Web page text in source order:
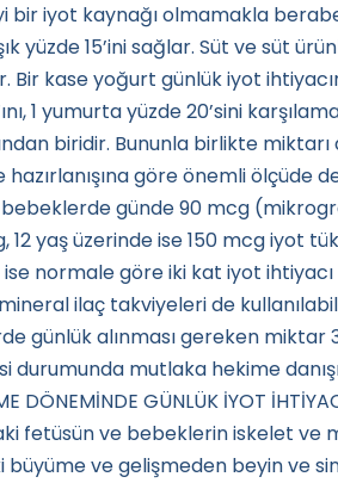
bir iyot kaynağı olmamakla
yüzde 15’ini sağlar. Süt ve süt
Bir kase yoğurt günlük iyot
1 yumurta yüzde 20’sini
biridir. Bununla birlikte miktarı
göre önemli ölçüde
günde 90 mcg
12 yaş üzerinde ise 150 mcg iyot
normale göre iki kat iyot
ilaç takviyeleri de
günlük alınması gereken miktar
mutlaka hekime
DÖNEMİNDE GÜNLÜK İYOT
fetüsün ve bebeklerin iskelet ve
büyüme ve gelişmeden beyin ve